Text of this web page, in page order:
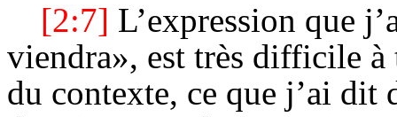
[2:7] L’expression que
viendra», est très difficile à
du contexte, ce que j’ai dit